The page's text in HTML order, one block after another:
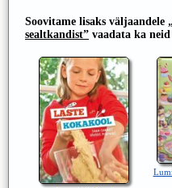
Soovitame lisaks väljaandele
sealtkandist” vaadata ka